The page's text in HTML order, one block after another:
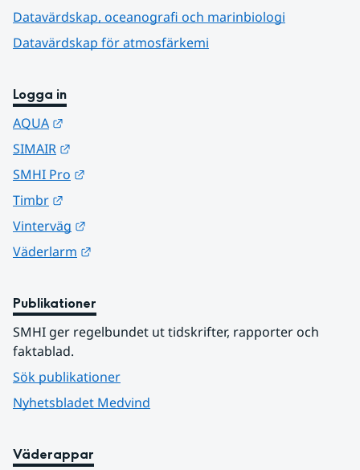
Datavärdskap, oceanografi och marinbiologi
Datavärdskap för atmosfärkemi
Logga in
AQUA
SIMAIR
SMHI Pro
Timbr
Vinterväg
Väderlarm
Publikationer
SMHI ger regelbundet ut tidskrifter, rapporter och
faktablad.
Sök publikationer
Nyhetsbladet Medvind
Väderappar